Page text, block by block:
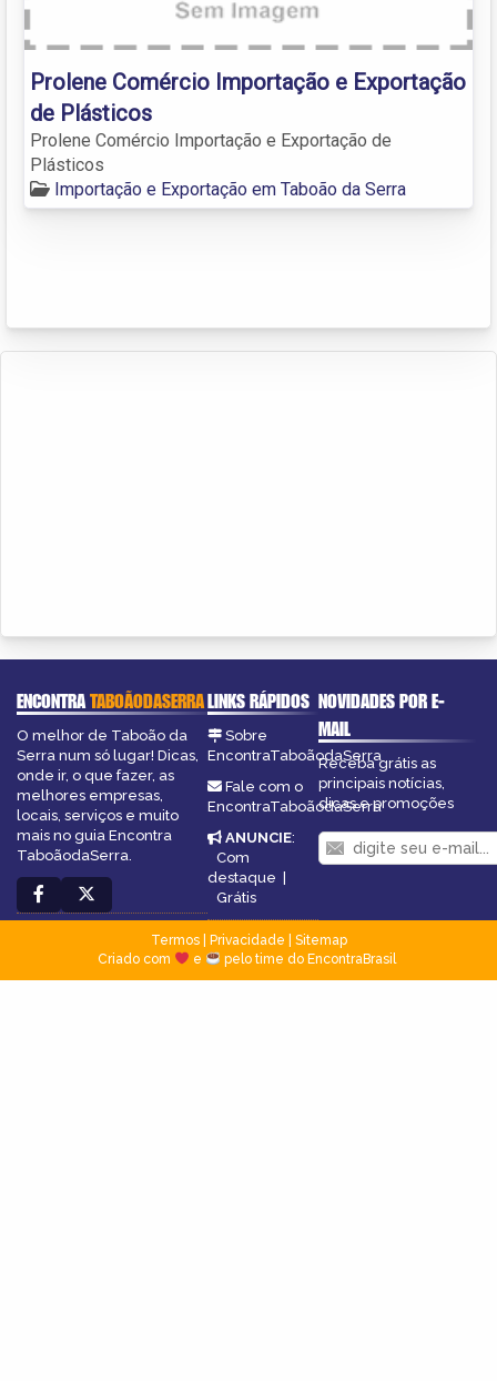
Prolene Comércio Importação e Exportação
de Plásticos
Prolene Comércio Importação e Exportação de
Plásticos
Importação e Exportação em Taboão da Serra
ENCONTRATABOÃODASERRA
O melhor de Taboão da
Serra num só lugar! Dicas,
onde ir, o que fazer, as
melhores empresas,
locais, serviços e muito
mais no guia Encontra
TaboãodaSerra.
LINKS RÁPIDOS
Sobre
EncontraTaboãodaSerra
Fale com o
EncontraTaboãodaSerra
ANUNCIE:
Com
destaque |
Grátis
NOVIDADES POR E-
MAIL
Receba grátis as
principais notícias,
dicas e promoções
Termos| Privacidade
Sitemap
Criado com
e pelo time do EncontraBrasil